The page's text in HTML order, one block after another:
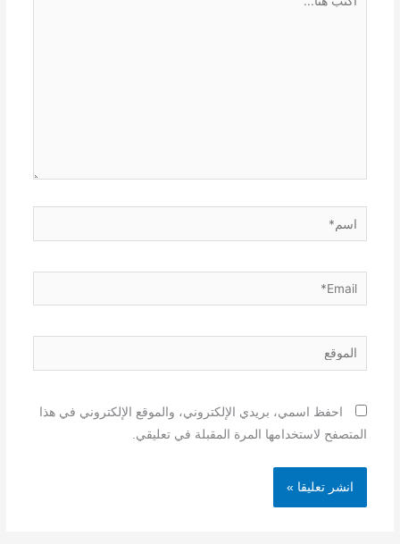
اسم*
Email*
الموقع
احفظ اسمي، بريدي الإلكتروني، والموقع الإلكتروني في هذا
المتصفح لاستخدامها المرة المقبلة في تعليقي.